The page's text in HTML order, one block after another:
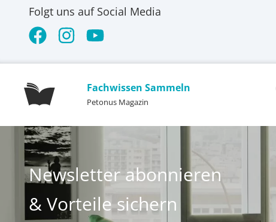
Folgt uns auf Social Media
Fachwissen Sammeln
Petonus Magazin
Newsletter abonnieren
& Vorteile sichern